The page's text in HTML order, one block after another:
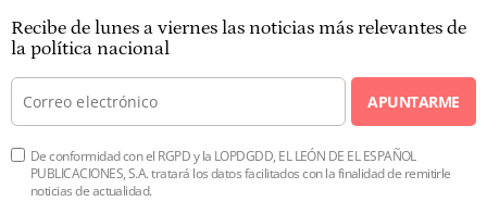
Recibe de lunes a viernes las noticias más relevantes de
la política nacional
APUNTARME
De conformidad con el RGPD y la LOPDGDD, EL LEÓN DE EL ESPAÑOL
PUBLICACIONES, S.A. tratará los datos facilitados con la finalidad de remitirle
noticias de actualidad.